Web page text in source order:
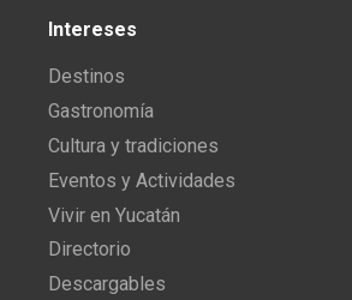
Intereses
Destinos
Gastronomía
Cultura y tradiciones
Eventos y Actividades
Vivir en Yucatán
Directorio
Descargables